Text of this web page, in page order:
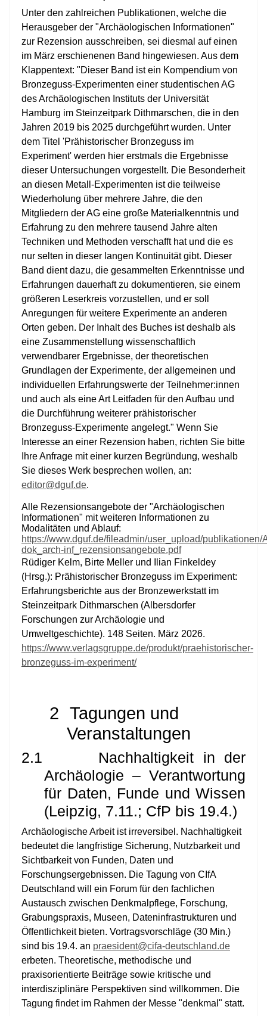
Unter den zahlreichen Publikationen, welche die
Herausgeber der "Archäologischen Informationen"
zur Rezension ausschreiben, sei diesmal auf einen
im März erschienenen Band hingewiesen. Aus dem
Klappentext: "Dieser Band ist ein Kompendium von
Bronzeguss-Experimenten einer studentischen AG
des Archäologischen Instituts der Universität
Hamburg im Steinzeitpark Dithmarschen, die in den
Jahren 2019 bis 2025 durchgeführt wurden. Unter
dem Titel 'Prähistorischer Bronzeguss im
Experiment' werden hier erstmals die Ergebnisse
dieser Untersuchungen vorgestellt. Die Besonderheit
an diesen Metall-Experimenten ist die teilweise
Wiederholung über mehrere Jahre, die den
Mitgliedern der AG eine große Materialkenntnis und
Erfahrung zu den mehrere tausend Jahre alten
Techniken und Methoden verschafft hat und die es
nur selten in dieser langen Kontinuität gibt. Dieser
Band dient dazu, die gesammelten Erkenntnisse und
Erfahrungen dauerhaft zu dokumentieren, sie einem
größeren Leserkreis vorzustellen, und er soll
Anregungen für weitere Experimente an anderen
Orten geben. Der Inhalt des Buches ist deshalb als
eine Zusammenstellung wissenschaftlich
verwendbarer Ergebnisse, der theoretischen
Grundlagen der Experimente, der allgemeinen und
individuellen Erfahrungswerte der Teilnehmer:innen
und auch als eine Art Leitfaden für den Aufbau und
die Durchführung weiterer prähistorischer
Bronzeguss-Experimente angelegt." Wenn Sie
Interesse an einer Rezension haben, richten Sie bitte
Ihre Anfrage mit einer kurzen Begründung, weshalb
Sie dieses Werk besprechen wollen, an:
editor@dguf.de.
Alle Rezensionsangebote der "Archäologischen
Informationen" mit weiteren Informationen zu
Modalitäten und Ablauf:
https://www.dguf.de/fileadmin/user_upload/publikationen/
dok_arch-inf_rezensionsangebote.pdf
Rüdiger Kelm, Birte Meller und Ilian Finkeldey
(Hrsg.): Prähistorischer Bronzeguss im Experiment:
Erfahrungsberichte aus der Bronzewerkstatt im
Steinzeitpark Dithmarschen (Albersdorfer
Forschungen zur Archäologie und
Umweltgeschichte). 148 Seiten. März 2026.
https://www.verlagsgruppe.de/produkt/praehistorischer-
bronzeguss-im-experiment/
2
Tagungen und
Veranstaltungen
2.1
Nachhaltigkeit in der
Archäologie – Verantwortung
für Daten, Funde und Wissen
(Leipzig, 7.11.; CfP bis 19.4.)
Archäologische Arbeit ist irreversibel. Nachhaltigkeit
bedeutet die langfristige Sicherung, Nutzbarkeit und
Sichtbarkeit von Funden, Daten und
Forschungsergebnissen. Die Tagung von CIfA
Deutschland will ein Forum für den fachlichen
Austausch zwischen Denkmalpflege, Forschung,
Grabungspraxis, Museen, Dateninfrastrukturen und
Öffentlichkeit bieten. Vortragsvorschläge (30 Min.)
sind bis 19.4. an praesident@cifa-deutschland.de
erbeten. Theoretische, methodische und
praxisorientierte Beiträge sowie kritische und
interdisziplinäre Perspektiven sind willkommen. Die
Tagung findet im Rahmen der Messe "denkmal" statt.